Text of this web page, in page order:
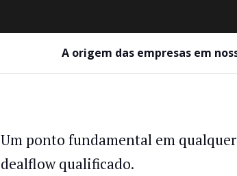
A origem das empresas em
Um ponto fundamental em
dealflow qualificado.